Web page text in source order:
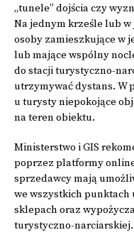
„tunele” dojścia czy
Na jednym krześle lub w
osoby zamieszkujące w
lub mające wspólny
do stacji turystyczno-
utrzymywać dystans. W
u turysty niepokojące
na teren obiektu.
Ministerstwo i GIS
poprzez platformy
sprzedawcy mają
we wszystkich punktach
sklepach oraz
turystyczno-narciarskiej.